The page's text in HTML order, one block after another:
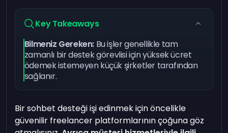
Key Takeaways
Bilmeniz Gereken:Bu işler genellikle tam
zamanlı bir destek görevlisi için yüksek ücret
ödemek istemeyen küçük şirketler tarafından
sağlanır.
Bir sohbet desteği işi edinmek için öncelikle
güvenilir freelancer platformlarının çoğuna göz